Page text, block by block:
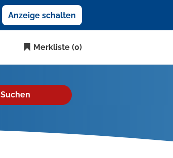
Anzeige schalten
Merkliste (0)
Suchen